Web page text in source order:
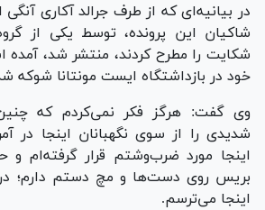
در بیانیه‌ای که از طرف جرالد آکاری آنگی
شاکیان این پرونده، توسط یکی از
شکایت را مطرح کردند، منتشر شد،
خود در بازداشتگاه ایست مونتانا شوکه
وی گفت: هرگز فکر نمی‌کردم که چنین
شدیدی را از سوی نگهبانان اینجا در
اینجا مورد ضرب‌وشتم قرار گرفته‌ام و
بریس روی دست‌ها و مچ دستم دارم؛
اینجا می‌ترسم.